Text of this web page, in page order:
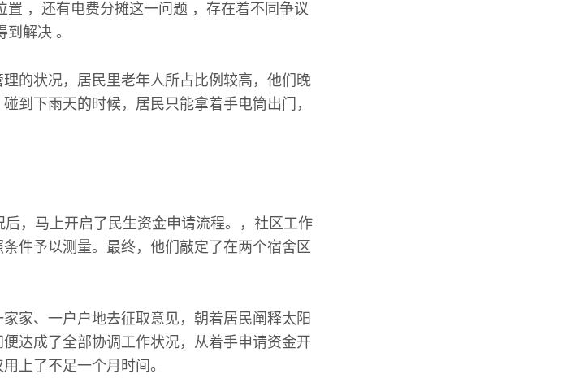
，还有电费分摊这一问题 ，存在着不同争议
解决 。
的状况，居民里老年人所占比例较高，他们晚
到下雨天的时候，居民只能拿着手电筒出门，
，马上开启了民生资金申请流程。，社区工作
件予以测量。最终，他们敲定了在两个宿舍区
家、一户户地去征取意见，朝着居民阐释太阳
达成了全部协调工作状况，从着手申请资金开
上了不足一个月时间。